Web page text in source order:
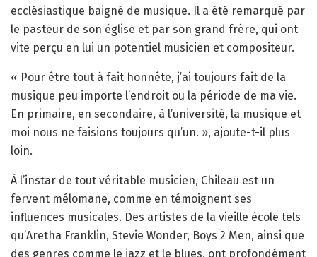
ecclésiastique baigné de musique. Il a été remarqué par
le pasteur de son église et par son grand frère, qui ont
vite perçu en lui un potentiel musicien et compositeur.
« Pour être tout à fait honnête, j’ai toujours fait de la
musique peu importe l’endroit ou la période de ma vie.
En primaire, en secondaire, à l’université, la musique et
moi nous ne faisions toujours qu’un. », ajoute-t-il plus
loin.
À l’instar de tout véritable musicien, Chileau est un
fervent mélomane, comme en témoignent ses
influences musicales. Des artistes de la vieille école tels
qu’Aretha Franklin, Stevie Wonder, Boys 2 Men, ainsi que
des genres comme le jazz et le blues, ont profondément